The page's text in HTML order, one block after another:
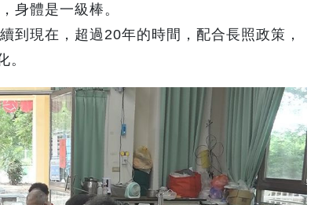
身體是一級棒。
到現在，超過20年的時間，配合長照政策，
。